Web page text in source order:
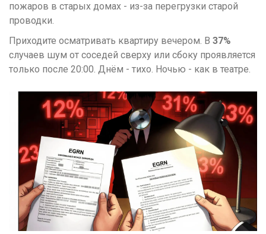
пожаров в старых домах - из-за перегрузки старой
проводки.
Приходите осматривать квартиру вечером. В 37%
случаев шум от соседей сверху или сбоку проявляется
только после 20:00. Днём - тихо. Ночью - как в театре.